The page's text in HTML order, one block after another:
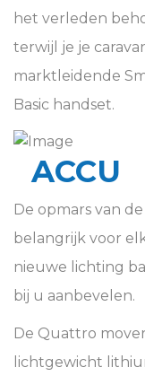
het verleden
terwijl je je
marktleidende
Basic handset.
ACCU
De opmars van
belangrijk voor
nieuwe lichting
bij u aanbevelen.
De Quattro
lichtgewicht